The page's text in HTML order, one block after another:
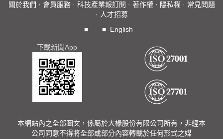
關於我們 · 會員服務· 科技產業報訂閱 · 著作權· 隱私權· 常見問題
· 人才招募
■
■ English
下載新聞App
本網站內之全部圖文，係屬於大椽股份有限公司所有，非經本
公司同意不得將全部或部分內容轉載於任何形式之媒